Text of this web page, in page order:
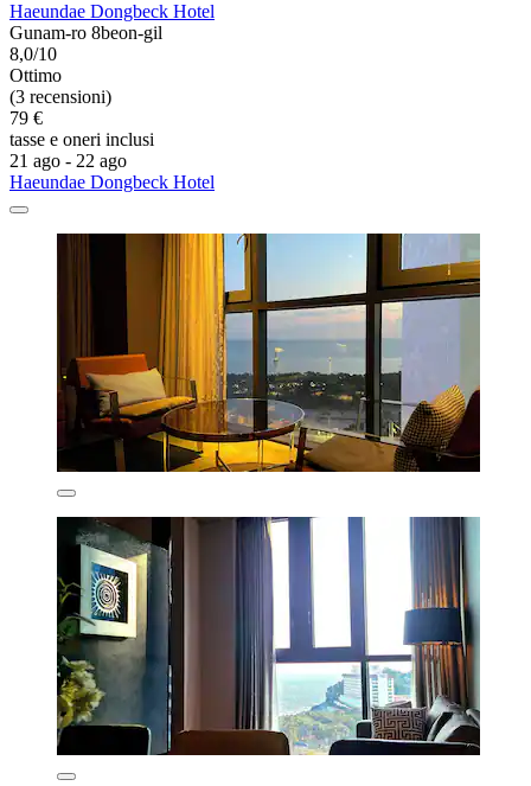
Haeundae Dongbeck Hotel
Gunam-ro 8beon-gil
8,0/10
Ottimo
(3 recensioni)
79 €
tasse e oneri inclusi
21 ago - 22 ago
Haeundae Dongbeck Hotel